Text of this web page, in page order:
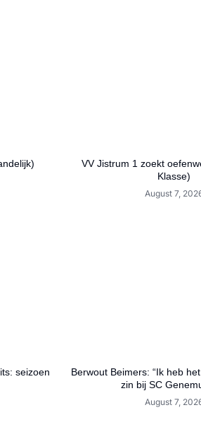
VV Jistrum 1 zoekt
Klasse)
August 7,
seizoen
Berwout Beimers: “Ik heb
zin bij SC
August 7,